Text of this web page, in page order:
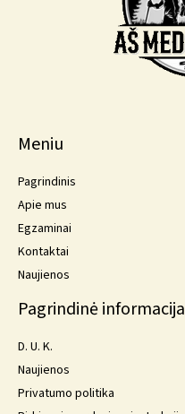
Meniu
Pagrindinis
Apie mus
Egzaminai
Kontaktai
Naujienos
Pagrindinė informacija
D. U. K.
Naujienos
Privatumo politika